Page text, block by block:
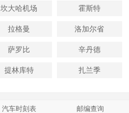
坎大哈机场 霍斯特
拉格曼 洛加尔省
萨罗比 辛丹德
提林库特 扎兰季
汽车时刻表 邮编查询